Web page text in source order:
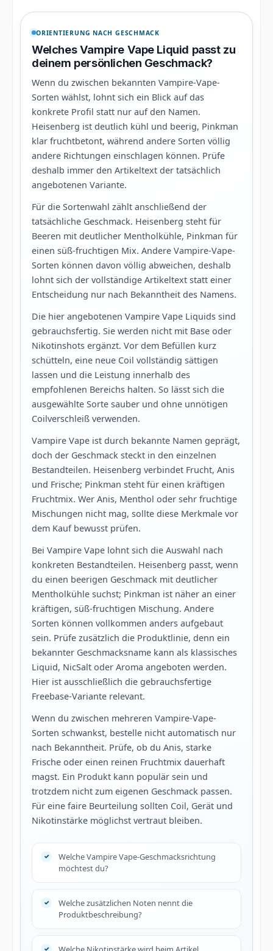
ORIENTIERUNG NACH GESCHMACK
Welches Vampire Vape Liquid passt zu
deinem persönlichen Geschmack?
Wenn du zwischen bekannten Vampire-Vape-
Sorten wählst, lohnt sich ein Blick auf das
konkrete Profil statt nur auf den Namen.
Heisenberg ist deutlich kühl und beerig, Pinkman
klar fruchtbetont, während andere Sorten völlig
andere Richtungen einschlagen können. Prüfe
deshalb immer den Artikeltext der tatsächlich
angebotenen Variante.
Für die Sortenwahl zählt anschließend der
tatsächliche Geschmack. Heisenberg steht für
Beeren mit deutlicher Mentholkühle, Pinkman für
einen süß-fruchtigen Mix. Andere Vampire-Vape-
Sorten können davon völlig abweichen, deshalb
lohnt sich der vollständige Artikeltext statt einer
Entscheidung nur nach Bekanntheit des Namens.
Die hier angebotenen Vampire Vape Liquids sind
gebrauchsfertig. Sie werden nicht mit Base oder
Nikotinshots ergänzt. Vor dem Befüllen kurz
schütteln, eine neue Coil vollständig sättigen
lassen und die Leistung innerhalb des
empfohlenen Bereichs halten. So lässt sich die
ausgewählte Sorte sauber und ohne unnötigen
Coilverschleiß verwenden.
Vampire Vape ist durch bekannte Namen geprägt,
doch der Geschmack steckt in den einzelnen
Bestandteilen. Heisenberg verbindet Frucht, Anis
und Frische; Pinkman steht für einen kräftigen
Fruchtmix. Wer Anis, Menthol oder sehr fruchtige
Mischungen nicht mag, sollte diese Merkmale vor
dem Kauf bewusst prüfen.
Bei Vampire Vape lohnt sich die Auswahl nach
konkreten Bestandteilen. Heisenberg passt, wenn
du einen beerigen Geschmack mit deutlicher
Mentholkühle suchst; Pinkman ist näher an einer
kräftigen, süß-fruchtigen Mischung. Andere
Sorten können vollkommen anders aufgebaut
sein. Prüfe zusätzlich die Produktlinie, denn ein
bekannter Geschmacksname kann als klassisches
Liquid, NicSalt oder Aroma angeboten werden.
Hier ist ausschließlich die gebrauchsfertige
Freebase-Variante relevant.
Wenn du zwischen mehreren Vampire-Vape-
Sorten schwankst, bestelle nicht automatisch nur
nach Bekanntheit. Prüfe, ob du Anis, starke
Frische oder einen reinen Fruchtmix dauerhaft
magst. Ein Produkt kann populär sein und
trotzdem nicht zum eigenen Geschmack passen.
Für eine faire Beurteilung sollten Coil, Gerät und
Nikotinstärke möglichst vertraut bleiben.
Welche Vampire Vape-Geschmacksrichtung
möchtest du?
Welche zusätzlichen Noten nennt die
Produktbeschreibung?